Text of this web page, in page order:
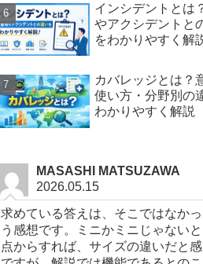
インシデントとは
やアクシデントと
をわかりやすく解
カバレッジとは？
使い方・分野別の
わかりやすく解説
MASASHI MATSUZAWA
2026.05.15
求めている答えは、そこではなか
う感想です。ミニかミニじゃない
点からすれば、サイズの違いだと